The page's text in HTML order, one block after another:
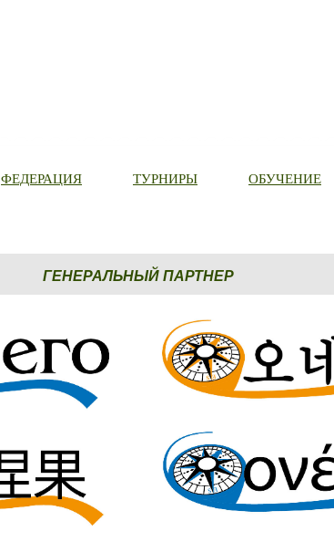
ФЕДЕРАЦИЯ ТУРНИРЫ ОБУЧЕНИЕ
ГЕНЕРАЛЬНЫЙ ПАРТНЕР